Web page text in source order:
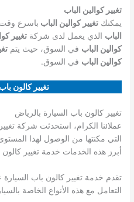
تغيير كوالين الباب
يمكنكتغيير كوالين الباب باسرع
الباب الذي يعمل لدى شركةتغيير
كوالين الباب في السوق، حيث يتم
كوالين الباب في السوق.
تغيير كالون
تغيير كالون باب السيارة بالرياض
عملائنا الكرام، استحدثت شركة
التي مكنتها من الوصول لهذا
أبرز هذه الخدمات خدمة تغيير
تقدم خدمة تغيير كالون باب
التعامل مع هذه الأنواع الخاصة